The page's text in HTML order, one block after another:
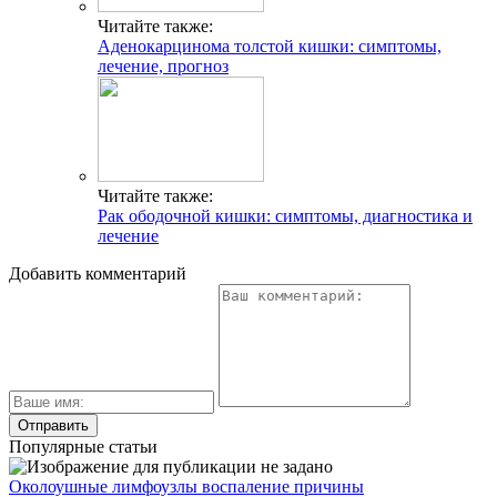
Читайте также:
Аденокарцинома толстой кишки: симптомы,
лечение, прогноз
Читайте также:
Рак ободочной кишки: симптомы, диагностика и
лечение
Добавить комментарий
Популярные статьи
Околоушные лимфоузлы воспаление причины